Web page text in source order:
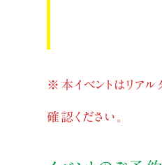
※ 本イベントはリア
確認ください。